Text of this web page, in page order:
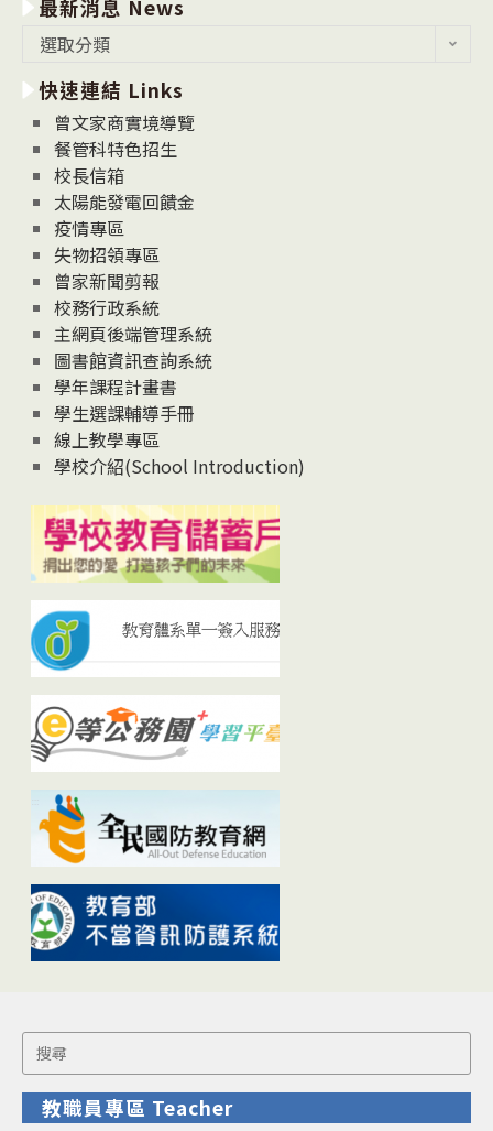
最新消息 News
消
息
News
選取分類
快速連結 Links
曾文家商實境導覽
餐管科特色招生
校長信箱
太陽能發電回饋金
疫情專區
失物招領專區
曾家新聞剪報
校務行政系統
主網頁後端管理系統
圖書館資訊查詢系統
學年課程計畫書
學生選課輔導手冊
線上教學專區
學校介紹(School Introduction)
Search
for:
教職員專區 Teacher